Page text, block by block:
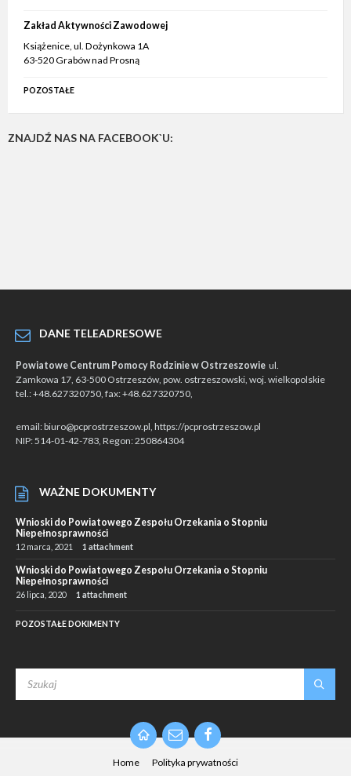
Zakład Aktywności Zawodowej
Książenice, ul. Dożynkowa 1A
63-520 Grabów nad Prosną
POZOSTAŁE
ZNAJDŹ NAS NA FACEBOOK`U:
DANE TELEADRESOWE
Powiatowe Centrum Pomocy Rodzinie w Ostrzeszowie ul.
Zamkowa 17, 63-500 Ostrzeszów, pow. ostrzeszowski, woj. wielkopolskie
tel.: +48.627320750, fax: +48.627320750,
email: biuro@pcprostrzeszow.pl, https://pcprostrzeszow.pl
NIP: 514-01-42-783, Regon: 250864304
WAŻNE DOKUMENTY
Wnioski do Powiatowego Zespołu Orzekania o Stopniu
Niepełnosprawności
12 marca, 2021 1 attachment
Wnioski do Powiatowego Zespołu Orzekania o Stopniu
Niepełnosprawności
26 lipca, 2020 1 attachment
POZOSTAŁE DOKIMENTY
EmailFacebook
Home Polityka prywatności